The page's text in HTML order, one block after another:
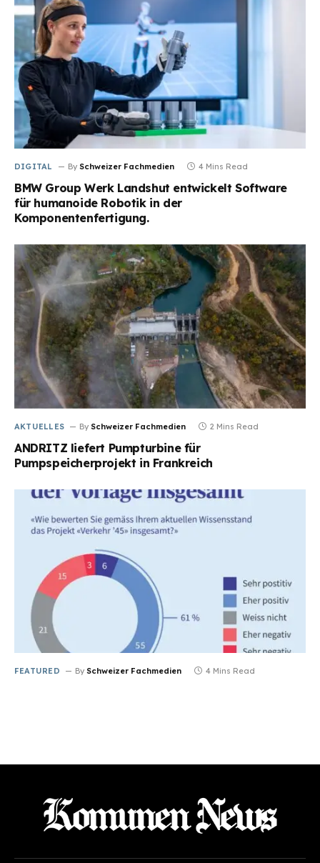
DIGITAL By Schweizer Fachmedien 4 Mins Read
BMW Group Werk Landshut entwickelt Software
für humanoide Robotik in der
Komponentenfertigung.
AKTUELLES By Schweizer Fachmedien 2 Mins Read
ANDRITZ liefert Pumpturbine für
Pumpspeicherprojekt in Frankreich
FEATURED By Schweizer Fachmedien 4 Mins Read